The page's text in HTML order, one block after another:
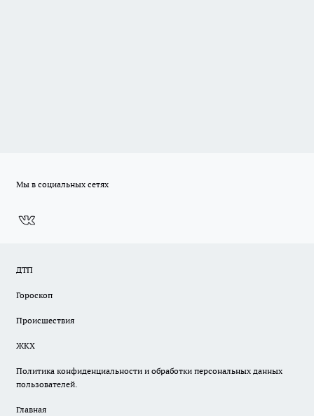
Мы в социальных сетях
ДТП
Гороскоп
Происшествия
ЖКХ
Политика конфиденциальности и обработки персональных данных
пользователей.
Главная